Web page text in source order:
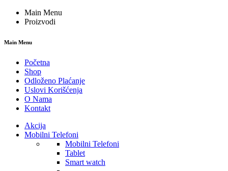
Main Menu
Proizvodi
Main Menu
Početna
Shop
Odloženo Plaćanje
Uslovi Korišćenja
O Nama
Kontakt
Akcija
Mobilni Telefoni
Mobilni Telefoni
Tablet
Smart watch